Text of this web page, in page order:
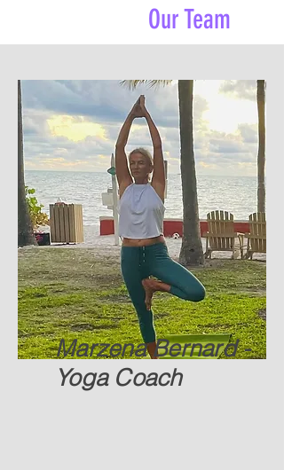
Our Team
Marzena Bernard -
Yoga Coach